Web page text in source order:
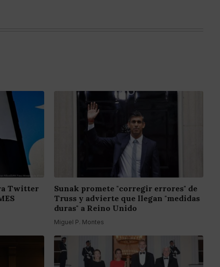
Twitter
Sunak promete "corregir errores" de
Truss y advierte que llegan "medidas
duras" a Reino Unido
Miguel P. Montes